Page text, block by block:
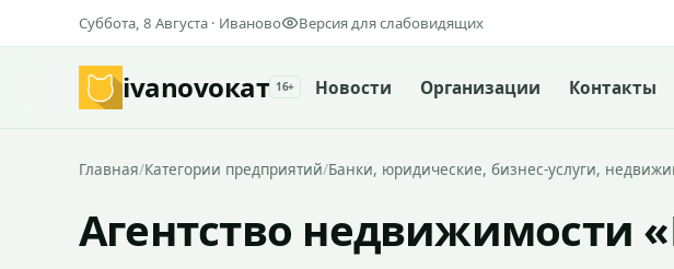
Суббота, 8 Августа · Иваново Версия для слабовидящих
ivanovoкат 16+ Новости Организации Контакты
Главная/Категории предприятий/Банки, юридические, бизнес-услуги,
Агентство недвижимости